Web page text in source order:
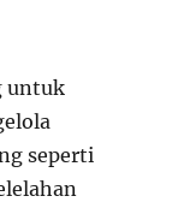
untuk
seperti